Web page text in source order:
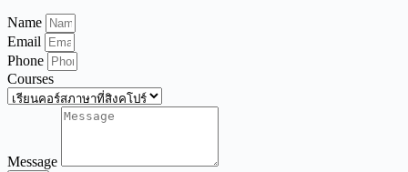
Name
Email
Phone
Courses
Message